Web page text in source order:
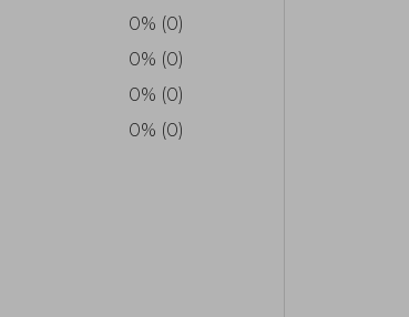
0% (0)
0% (0)
0% (0)
0% (0)